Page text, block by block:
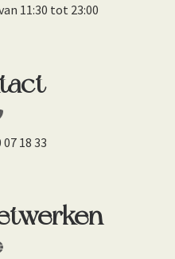
11:30 tot 23:00
07 18 33